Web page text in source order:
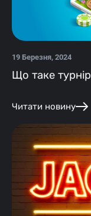
19 Березня, 2024
Що таке
Читати новину